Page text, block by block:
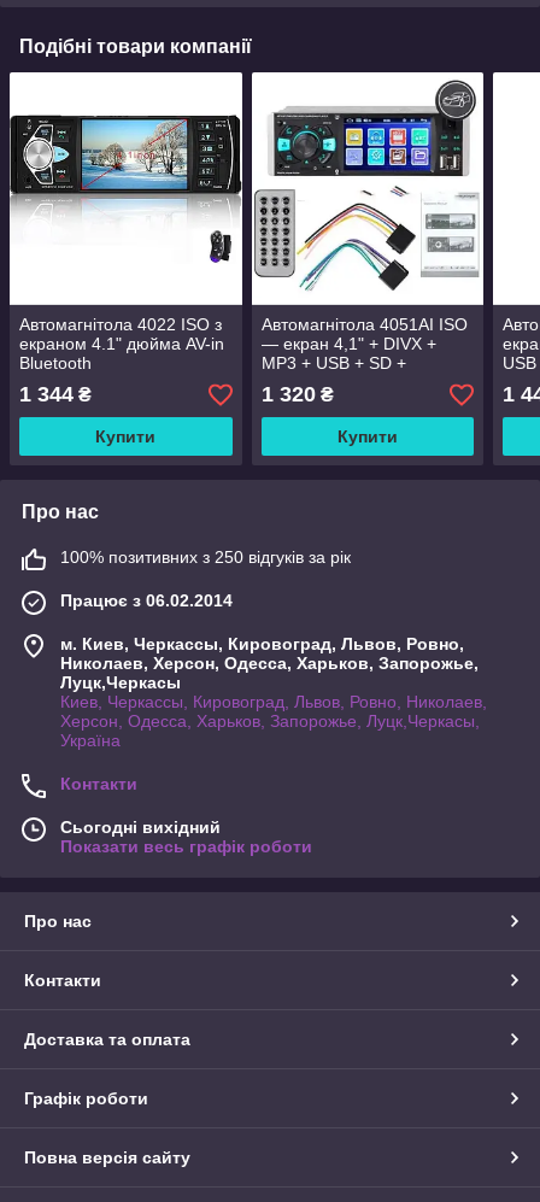
Подібні товари компанії
Автомагнітола 4022 ISO з
екраном 4.1" дюйма AV-in
Bluetooth
1 344 ₴
Купити
Автомагнітола 4051AI ISO
— екран 4,1" + DIVX +
MP3 + USB + SD +
Bluetooth
1 320₴
Купити
1
Про нас
100% позитивних з 250 відгуків за рік
Працює з 06.02.2014
м. Киев, Черкассы, Кировоград, Львов, Ровно,
Николаев, Херсон, Одесса, Харьков, Запорожье,
Луцк,Черкасы
Киев, Черкассы, Кировоград, Львов, Ровно, Николаев,
Херсон, Одесса, Харьков, Запорожье, Луцк,Черкасы,
Україна
Контакти
Сьогодні вихідний
Показати весь графік роботи
Про нас
Контакти
Доставка та оплата
Графік роботи
Повна версія сайту